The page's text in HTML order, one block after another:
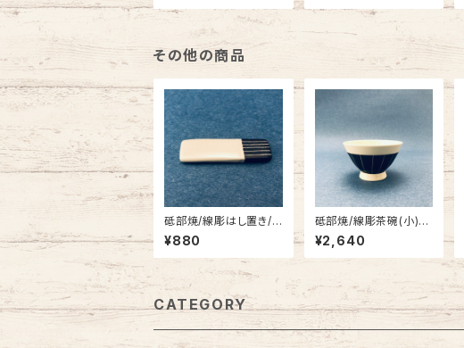
その他の商品
砥部焼/線彫はし置き/
一夢工房
¥880
砥部焼/線彫茶碗(小)/
一夢工房
¥2,640
CATEGORY